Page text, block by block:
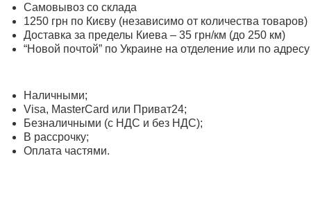
Самовывоз со склада
1250 грн по Києву (независимо от количества товаров)
Доставка за пределы Киева – 35 грн/км (до 250 км)
“Новой почтой” по Украине на отделение или по адресу
Наличными;
Visa, MasterСard или Приват24;
Безналичными (с НДС и без НДС);
В рассрочку;
Оплата частями.